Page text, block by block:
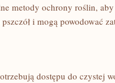
metody ochrony roślin,
i mogą powodować
dostępu do czystej